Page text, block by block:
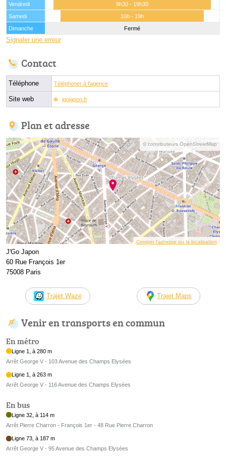
Vendredi
9h30 - 19h30
Samedi
10h - 19h
Dimanche
Fermé
Signaler une erreur
Contact
Téléphone Téléphoner à l'agence
Site web jgojapon.fr
Plan et adresse
© contributeurs OpenStreetMap
Corriger l’adresse ou la localisation
J'Go Japon
60 Rue François 1er
75008 Paris
Trajet Waze Trajet Maps
Venir en transports en commun
En métro
Ligne 1, à 280 m
Arrêt George V - 103 Avenue des Champs Elysées
Ligne 1, à 263 m
Arrêt George V - 116 Avenue des Champs Elysées
En bus
Ligne 32, à 114 m
Arrêt Pierre Charron - François 1er - 48 Rue Pierre Charron
Ligne 73, à 187 m
Arrêt George V - 95 Avenue des Champs Elysées